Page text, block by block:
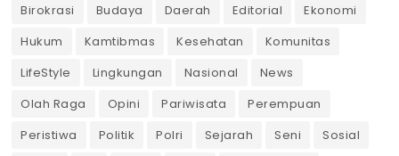
Birokrasi Budaya Daerah Editorial
Ekonomi
Hukum
Kamtibmas Kesehatan
Komunitas
LifeStyle
Lingkungan Nasional
News
Olah Raga
Opini Pariwisata
Perempuan
Peristiwa
Politik Polri Sejarah Seni
Sosial